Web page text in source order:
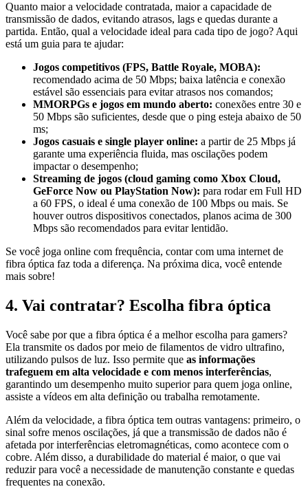
Quanto maior a velocidade contratada, maior a capacidade de
transmissão de dados, evitando atrasos, lags e quedas durante a
partida. Então, qual a velocidade ideal para cada tipo de jogo? Aqui
está um guia para te ajudar:
Jogos competitivos (FPS, Battle Royale, MOBA):
recomendado acima de 50 Mbps; baixa latência e conexão
estável são essenciais para evitar atrasos nos comandos;
MMORPGs e jogos em mundo aberto: conexões entre 30 e
50 Mbps são suficientes, desde que o ping esteja abaixo de 50
ms;
Jogos casuais e single player online: a partir de 25 Mbps já
garante uma experiência fluida, mas oscilações podem
impactar o desempenho;
Streaming de jogos (cloud gaming como Xbox Cloud,
GeForce Now ou PlayStation Now): para rodar em Full HD
a 60 FPS, o ideal é uma conexão de 100 Mbps ou mais. Se
houver outros dispositivos conectados, planos acima de 300
Mbps são recomendados para evitar lentidão.
Se você joga online com frequência, contar com uma internet de
fibra óptica faz toda a diferença. Na próxima dica, você entende
mais sobre!
4. Vai contratar? Escolha fibra óptica
Você sabe por que a fibra óptica é a melhor escolha para gamers?
Ela transmite os dados por meio de filamentos de vidro ultrafino,
utilizando pulsos de luz. Isso permite que as informações
trafeguem em alta velocidade e com menos interferências,
garantindo um desempenho muito superior para quem joga online,
assiste a vídeos em alta definição ou trabalha remotamente.
Além da velocidade, a fibra óptica tem outras vantagens: primeiro, o
sinal sofre menos oscilações, já que a transmissão de dados não é
afetada por interferências eletromagnéticas, como acontece com o
cobre. Além disso, a durabilidade do material é maior, o que vai
reduzir para você a necessidade de manutenção constante e quedas
frequentes na conexão.